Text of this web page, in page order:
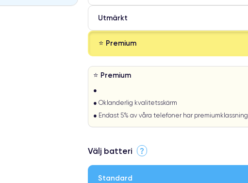
Utmärkt
⭐ Premium
⭐ Premium
●
● Oklanderlig kvalitetsskärm
● Endast 5% av våra telefoner har premiumklassning
Välj batteri ?
Standard